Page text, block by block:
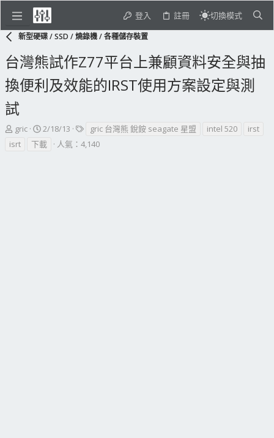
登入 註冊 切換模式
新型硬碟 / SSD / 燒錄機 / 各種儲存裝置
台灣熊試作Z77平台上兼顧資料安全與抽
換便利及效能的IRST使用方案設定與測
試
主
題
gric
開
始
日
2/18/13
標
籤
gric 台灣熊 銳銨 seagate 星盟 intel 520
irst
isrt
下載 人氣：4,140